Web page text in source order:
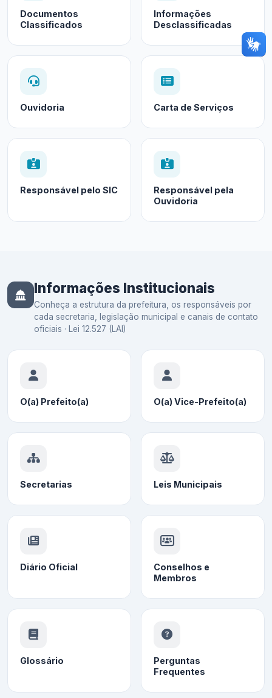
Documentos
Classificados
Informações
Desclassificadas
Ouvidoria Carta de Serviços
Responsável pelo SIC
Responsável pela
Ouvidoria
Informações Institucionais
Conheça a estrutura da prefeitura, os responsáveis por
cada secretaria, legislação municipal e canais de contato
oficiais · Lei 12.527 (LAI)
O(a) Prefeito(a) O(a) Vice-Prefeito(a)
Secretarias Leis Municipais
Diário Oficial
Conselhos e
Membros
Glossário
Perguntas
Frequentes